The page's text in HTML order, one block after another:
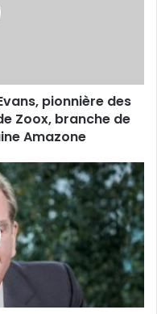
pionnière des
Zoox, branche de
Amazone